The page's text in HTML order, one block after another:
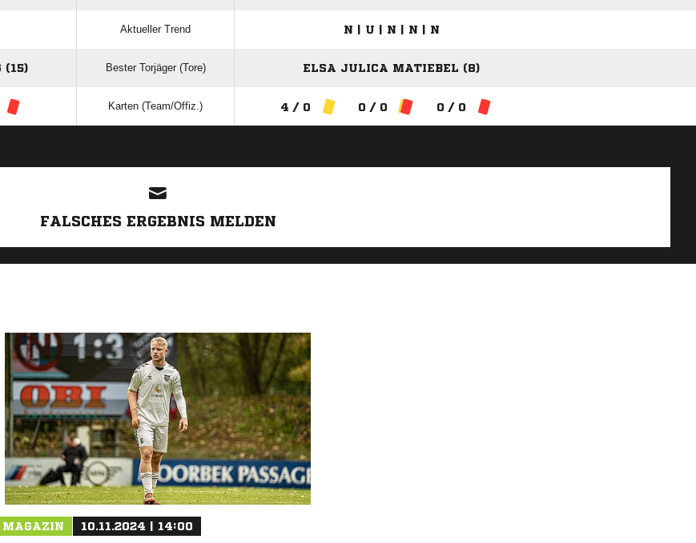
Aktueller Trend N | U | N | N | N
(15) Bester Torjäger (Tore) ELSA JULICA MATIEBEL (8)
Karten (Team/Offiz.) 4 / 0 0 / 0 0 / 0
FALSCHES ERGEBNIS MELDEN
MAGAZIN 10.11.2024 | 14:00